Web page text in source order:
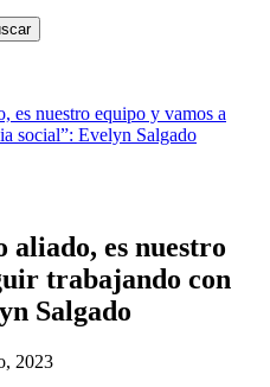
es nuestro equipo y vamos a
social”: Evelyn Salgado
aliado, es nuestro
trabajando con
Salgado
2023